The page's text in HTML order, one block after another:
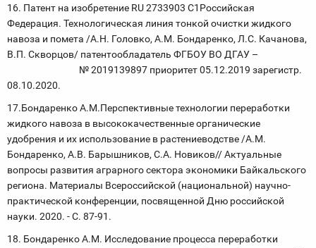
16. Патент на изобретение RU 2733903 C1Российская
Федерация. Технологическая линия тонкой очистки жидкого
навоза и помета /А.Н. Головко, А.М. Бондаренко, Л.С. Качанова,
В.П. Скворцов/ патентообладатель ФГБОУ ВО ДГАУ –
№ 2019139897 приоритет 05.12.2019 зарегистр.
08.10.2020.
17.Бондаренко А.М.Перспективные технологии переработки
жидкого навоза в высококачественные органические
удобрения и их использование в растениеводстве /А.М.
Бондаренко, А.В. Барышников, С.А. Новиков// Актуальные
вопросы развития аграрного сектора экономики Байкальского
региона. Материалы Всероссийской (национальной) научно-
практической конференции, посвященной Дню российской
науки. 2020. - С. 87-91.
18. Бондаренко А.М. Исследование процесса переработки